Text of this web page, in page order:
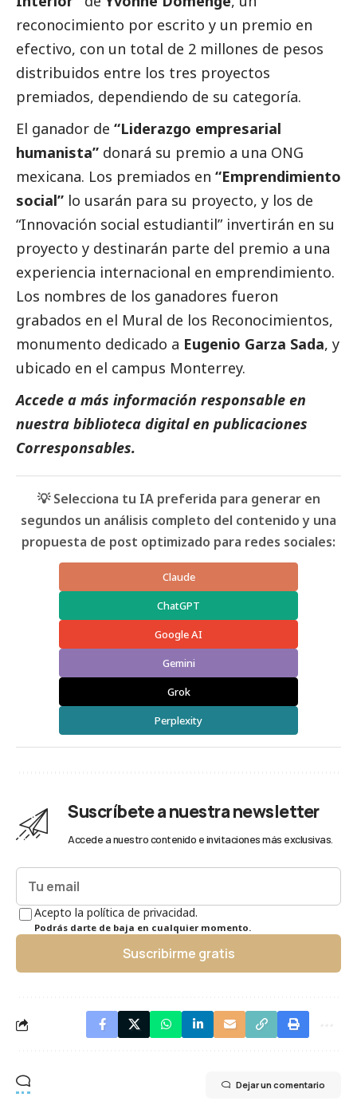
reconocimiento por escrito y un premio en
efectivo, con un total de 2 millones de pesos
distribuidos entre los tres proyectos
premiados, dependiendo de su categoría.
El ganador de “Liderazgo empresarial
humanista” donará su premio a una ONG
mexicana. Los premiados en “Emprendimiento
social” lo usarán para su proyecto, y los de
“Innovación social estudiantil” invertirán en su
proyecto y destinarán parte del premio a una
experiencia internacional en emprendimiento.
Los nombres de los ganadores fueron
grabados en el Mural de los Reconocimientos,
monumento dedicado a Eugenio Garza Sada, y
ubicado en el campus Monterrey.
Accede a más información responsable en
nuestra biblioteca digital en publicaciones
Corresponsables.
💡 Selecciona tu IA preferida para generar en
segundos un análisis completo del contenido y una
propuesta de post optimizado para redes sociales:
Claude
ChatGPT
Google AI
Gemini
Grok
Perplexity
Suscríbete a nuestra newsletter
Accede a nuestro contenido e invitaciones más exclusivas.
Acepto la política de privacidad.
Podrás darte de baja en cualquier momento.
Suscribirme gratis
Dejar un comentario